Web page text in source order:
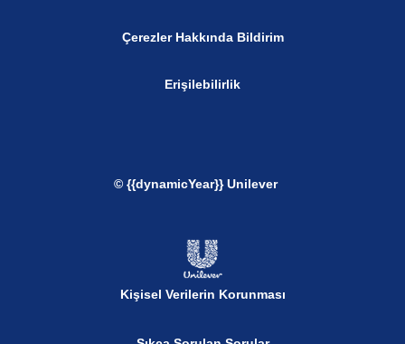
Çerezler Hakkında Bildirim
Erişilebilirlik
Kişisel Verilerin Korunması
© {{dynamicYear}} Unilever